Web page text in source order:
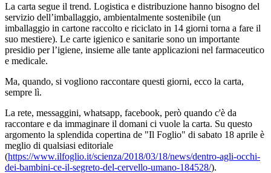
La carta segue il trend. Logistica e distribuzione hanno bisogno del
servizio dell’imballaggio, ambientalmente sostenibile (un
imballaggio in cartone raccolto e riciclato in 14 giorni torna a fare il
suo mestiere). Le carte igienico e sanitarie sono un importante
presidio per l’igiene, insieme alle tante applicazioni nel farmaceutico
e medicale.
Ma, quando, si vogliono raccontare questi giorni, ecco la carta,
sempre lì.
La rete, messaggini, whatsapp, facebook, però quando c'è da
raccontare e da immaginare il domani ci vuole la carta. Su questo
argomento la splendida copertina de "Il Foglio" di sabato 18 aprile è
meglio di qualsiasi editoriale
(https://www.ilfoglio.it/scienza/2018/03/18/news/dentro-agli-occhi-
dei-bambini-ce-il-segreto-del-cervello-umano-184528/).